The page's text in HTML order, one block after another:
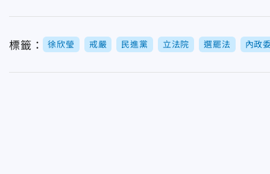
標籤： 徐欣瑩 戒嚴 民進黨 立法院 選罷法 內政